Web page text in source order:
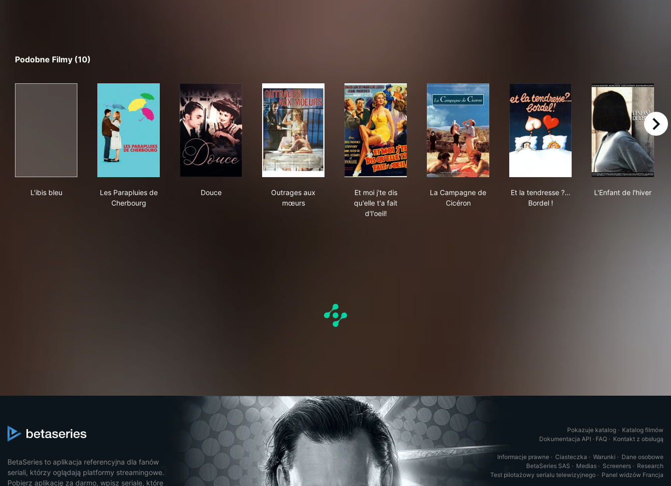
Podobne Filmy (10)
L'ibis bleu
Les Parapluies de
Cherbourg
Douce
Outrages aux
mœurs
Et moi j'te dis
qu'elle t'a fait
d'l'oeil!
La Campagne de
Cicéron
Et la tendresse ?…
Bordel !
L'Enfant de l'hiver
right
BetaSeries to aplikacja referencyjna dla fanów
seriali, którzy oglądają platformy streamingowe.
Pobierz aplikację za darmo, wpisz seriale, które
Pokazuje katalog · Katalog filmów
Dokumentacja API · FAQ · Kontakt z obsługą
Informacje prawne · Ciasteczka · Warunki · Dane osobowe
BetaSeries SAS · Medias · Screeners · Research
Test pilotażowy serialu telewizyjnego · Panel widzów Francja